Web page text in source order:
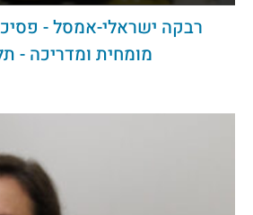
רבקה ישראלי-אמסל -
מומחית ומדריכה -